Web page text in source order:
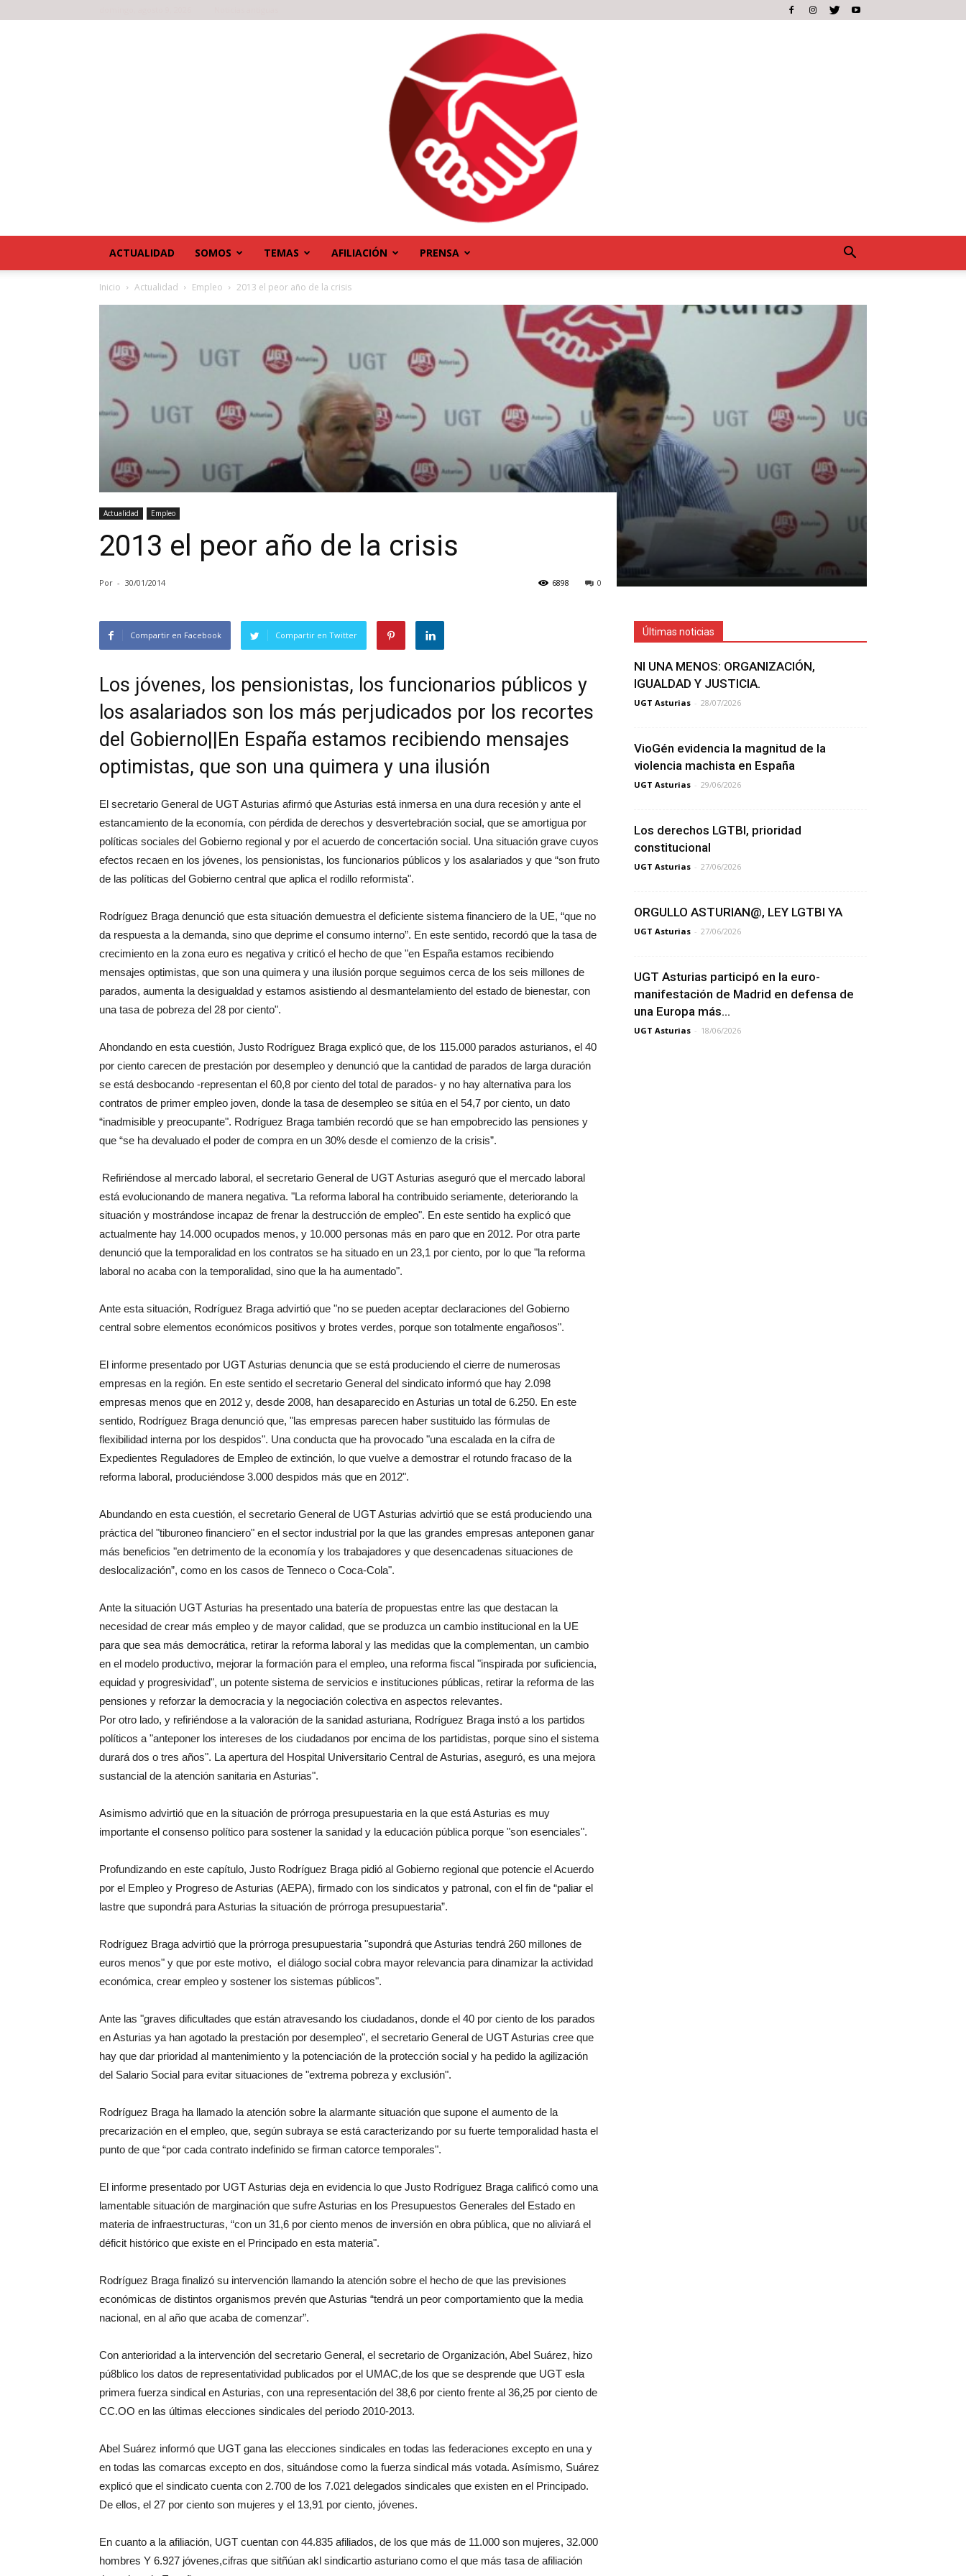
ACTUALIDAD SOMOS TEMAS AFILIACIÓN PRENSA
Inicio Actualidad Empleo 2013 el peor año de la crisis
Actualidad Empleo
2013 el peor año de la crisis
Por - 30/01/2014 0
6898
Compartir en Facebook Compartir en Twitter
Los jóvenes, los pensionistas, los funcionarios públicos y
los asalariados son los más perjudicados por los recortes
del Gobierno||En España estamos recibiendo mensajes
optimistas, que son una quimera y una ilusión
El secretario General de UGT Asturias afirmó que Asturias está inmersa en una dura recesión y ante el
estancamiento de la economía, con pérdida de derechos y desvertebración social, que se amortigua por
políticas sociales del Gobierno regional y por el acuerdo de concertación social. Una situación grave cuyos
efectos recaen en los jóvenes, los pensionistas, los funcionarios públicos y los asalariados y que “son fruto
de las políticas del Gobierno central que aplica el rodillo reformista".
Rodríguez Braga denunció que esta situación demuestra el deficiente sistema financiero de la UE, “que no
da respuesta a la demanda, sino que deprime el consumo interno”. En este sentido, recordó que la tasa de
crecimiento en la zona euro es negativa y criticó el hecho de que "en España estamos recibiendo
mensajes optimistas, que son una quimera y una ilusión porque seguimos cerca de los seis millones de
parados, aumenta la desigualdad y estamos asistiendo al desmantelamiento del estado de bienestar, con
una tasa de pobreza del 28 por ciento".
Ahondando en esta cuestión, Justo Rodríguez Braga explicó que, de los 115.000 parados asturianos, el 40
por ciento carecen de prestación por desempleo y denunció que la cantidad de parados de larga duración
se está desbocando -representan el 60,8 por ciento del total de parados- y no hay alternativa para los
contratos de primer empleo joven, donde la tasa de desempleo se sitúa en el 54,7 por ciento, un dato
“inadmisible y preocupante". Rodríguez Braga también recordó que se han empobrecido las pensiones y
que “se ha devaluado el poder de compra en un 30% desde el comienzo de la crisis”.
Refiriéndose al mercado laboral, el secretario General de UGT Asturias aseguró que el mercado laboral
está evolucionando de manera negativa. "La reforma laboral ha contribuido seriamente, deteriorando la
situación y mostrándose incapaz de frenar la destrucción de empleo". En este sentido ha explicó que
actualmente hay 14.000 ocupados menos, y 10.000 personas más en paro que en 2012. Por otra parte
denunció que la temporalidad en los contratos se ha situado en un 23,1 por ciento, por lo que "la reforma
laboral no acaba con la temporalidad, sino que la ha aumentado".
Ante esta situación, Rodríguez Braga advirtió que "no se pueden aceptar declaraciones del Gobierno
central sobre elementos económicos positivos y brotes verdes, porque son totalmente engañosos".
El informe presentado por UGT Asturias denuncia que se está produciendo el cierre de numerosas
empresas en la región. En este sentido el secretario General del sindicato informó que hay 2.098
empresas menos que en 2012 y, desde 2008, han desaparecido en Asturias un total de 6.250. En este
sentido, Rodríguez Braga denunció que, "las empresas parecen haber sustituido las fórmulas de
flexibilidad interna por los despidos". Una conducta que ha provocado "una escalada en la cifra de
Expedientes Reguladores de Empleo de extinción, lo que vuelve a demostrar el rotundo fracaso de la
reforma laboral, produciéndose 3.000 despidos más que en 2012".
Abundando en esta cuestión, el secretario General de UGT Asturias advirtió que se está produciendo una
práctica del "tiburoneo financiero" en el sector industrial por la que las grandes empresas anteponen ganar
más beneficios "en detrimento de la economía y los trabajadores y que desencadenas situaciones de
deslocalización”, como en los casos de Tenneco o Coca-Cola".
Ante la situación UGT Asturias ha presentado una batería de propuestas entre las que destacan la
necesidad de crear más empleo y de mayor calidad, que se produzca un cambio institucional en la UE
para que sea más democrática, retirar la reforma laboral y las medidas que la complementan, un cambio
en el modelo productivo, mejorar la formación para el empleo, una reforma fiscal "inspirada por suficiencia,
equidad y progresividad", un potente sistema de servicios e instituciones públicas, retirar la reforma de las
pensiones y reforzar la democracia y la negociación colectiva en aspectos relevantes.
Por otro lado, y refiriéndose a la valoración de la sanidad asturiana, Rodríguez Braga instó a los partidos
políticos a "anteponer los intereses de los ciudadanos por encima de los partidistas, porque sino el sistema
durará dos o tres años". La apertura del Hospital Universitario Central de Asturias, aseguró, es una mejora
sustancial de la atención sanitaria en Asturias".
Asimismo advirtió que en la situación de prórroga presupuestaria en la que está Asturias es muy
importante el consenso político para sostener la sanidad y la educación pública porque "son esenciales".
Profundizando en este capítulo, Justo Rodríguez Braga pidió al Gobierno regional que potencie el Acuerdo
por el Empleo y Progreso de Asturias (AEPA), firmado con los sindicatos y patronal, con el fin de “paliar el
lastre que supondrá para Asturias la situación de prórroga presupuestaria”.
Rodríguez Braga advirtió que la prórroga presupuestaria "supondrá que Asturias tendrá 260 millones de
euros menos" y que por este motivo, el diálogo social cobra mayor relevancia para dinamizar la actividad
económica, crear empleo y sostener los sistemas públicos".
Ante las "graves dificultades que están atravesando los ciudadanos, donde el 40 por ciento de los parados
en Asturias ya han agotado la prestación por desempleo", el secretario General de UGT Asturias cree que
hay que dar prioridad al mantenimiento y la potenciación de la protección social y ha pedido la agilización
del Salario Social para evitar situaciones de "extrema pobreza y exclusión".
Rodríguez Braga ha llamado la atención sobre la alarmante situación que supone el aumento de la
precarización en el empleo, que, según subraya se está caracterizando por su fuerte temporalidad hasta el
punto de que “por cada contrato indefinido se firman catorce temporales".
El informe presentado por UGT Asturias deja en evidencia lo que Justo Rodríguez Braga calificó como una
lamentable situación de marginación que sufre Asturias en los Presupuestos Generales del Estado en
materia de infraestructuras, “con un 31,6 por ciento menos de inversión en obra pública, que no aliviará el
déficit histórico que existe en el Principado en esta materia".
Rodríguez Braga finalizó su intervención llamando la atención sobre el hecho de que las previsiones
económicas de distintos organismos prevén que Asturias “tendrá un peor comportamiento que la media
nacional, en al año que acaba de comenzar”.
Con anterioridad a la intervención del secretario General, el secretario de Organización, Abel Suárez, hizo
pú8blico los datos de representatividad publicados por el UMAC,de los que se desprende que UGT esla
primera fuerza sindical en Asturias, con una representación del 38,6 por ciento frente al 36,25 por ciento de
CC.OO en las últimas elecciones sindicales del periodo 2010-2013.
Abel Suárez informó que UGT gana las elecciones sindicales en todas las federaciones excepto en una y
en todas las comarcas excepto en dos, situándose como la fuerza sindical más votada. Asímismo, Suárez
explicó que el sindicato cuenta con 2.700 de los 7.021 delegados sindicales que existen en el Principado.
De ellos, el 27 por ciento son mujeres y el 13,91 por ciento, jóvenes.
En cuanto a la afiliación, UGT cuentan con 44.835 afiliados, de los que más de 11.000 son mujeres, 32.000
hombres Y 6.927 jóvenes,cifras que sitñúan akl sindicartio asturiano como el que más tasa de afiliación
Últimas noticias
NI UNA MENOS: ORGANIZACIÓN,
IGUALDAD Y JUSTICIA.
UGT Asturias - 28/07/2026
VioGén evidencia la magnitud de la
violencia machista en España
UGT Asturias - 29/06/2026
Los derechos LGTBI, prioridad
constitucional
UGT Asturias - 27/06/2026
ORGULLO ASTURIAN@, LEY LGTBI YA
UGT Asturias - 27/06/2026
UGT Asturias participó en la euro-
manifestación de Madrid en defensa de
una Europa más...
UGT Asturias - 18/06/2026